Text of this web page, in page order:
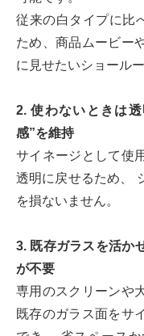
従来の白タイプに比
ため、商品ムービー
に見せたいショール
2. 使わないときは
感”を維持
サイネージとして使
透明に戻せるため、
を損ないません。
3. 既存ガラスを活か
が不要
専用のスクリーンや
既存のガラス面をサ